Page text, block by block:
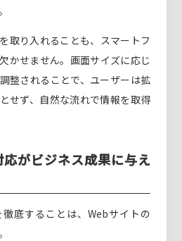
取り入れることも、スマートフ
かせません。画面サイズに応じ
整されることで、ユーザーは拡
せず、自然な流れで情報を取得
がビジネス成果に与え
底することは、Webサイトの